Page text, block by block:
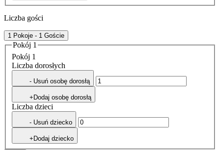
Liczba gości
1 Pokoje - 1 Goście
Pokój 1
Pokój 1
Liczba dorosłych
- Usuń osobę dorosłą
+Dodaj osobę dorosłą
Liczba dzieci
- Usuń dziecko
+Dodaj dziecko